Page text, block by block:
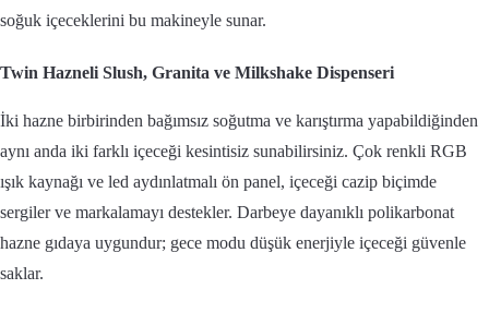
soğuk içeceklerini bu makineyle sunar.
Twin Hazneli Slush, Granita ve Milkshake Dispenseri
İki hazne birbirinden bağımsız soğutma ve karıştırma yapabildiğinden
aynı anda iki farklı içeceği kesintisiz sunabilirsiniz. Çok renkli RGB
ışık kaynağı ve led aydınlatmalı ön panel, içeceği cazip biçimde
sergiler ve markalamayı destekler. Darbeye dayanıklı polikarbonat
hazne gıdaya uygundur; gece modu düşük enerjiyle içeceği güvenle
saklar.